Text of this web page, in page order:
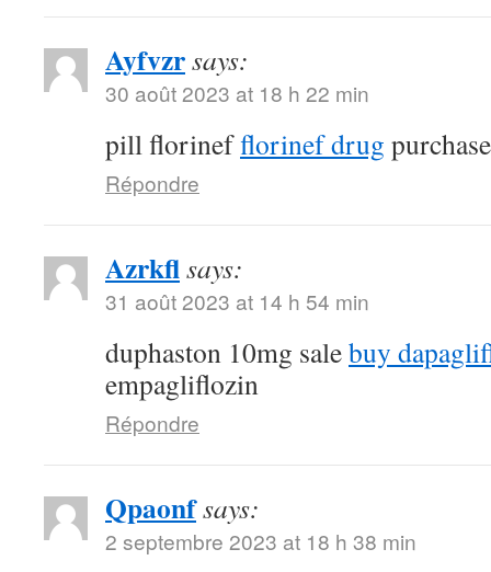
Ayfvzrsays:
30 août 2023 at 18 h 22 min
pill florinefflorinef drug
Répondre
Azrkflsays:
31 août 2023 at 14 h 54 min
duphaston 10mg salebuy
empagliflozin
Répondre
Qpaonfsays:
2 septembre 2023 at 18 h 38 min